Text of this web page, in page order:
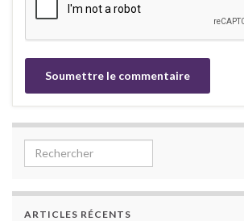
Search for:
ARTICLES RÉCENTS